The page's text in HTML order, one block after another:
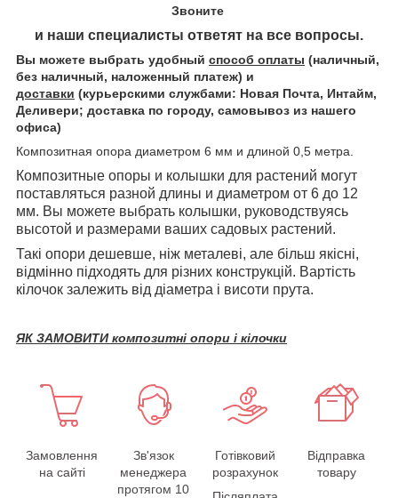
Звоните
и наши специалисты ответят на все вопросы.
Вы можете выбрать удобный способ оплаты (наличный,
без наличный, наложенный платеж) и
доставки (курьерскими службами: Новая Почта, Интайм,
Деливери; доставка по городу, самовывоз из нашего
офиса)
Композитная опора диаметром 6 мм и длиной 0,5 метра.
Композитные опоры и колышки для растений могут
поставляться разной длины и диаметром от 6 до 12
мм. Вы можете выбрать колышки, руководствуясь
высотой и размерами ваших садовых растений.
Такі опори дешевше, ніж металеві, але більш якісні,
відмінно підходять для різних конструкцій. Вартість
кілочок залежить від діаметра і висоти прута.
ЯК ЗАМОВИТИ композитні опори і кілочки
Замовлення
на сайті
Зв'язок
менеджера
протягом 10
Готівковий
розрахунок
Відправка
товару